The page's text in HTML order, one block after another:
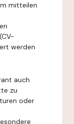
mitteilen
werden
auch
zu
oder